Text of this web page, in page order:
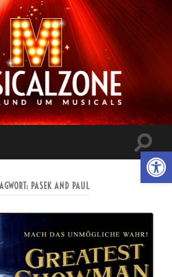
Musicalzone.de
ein-/
PASEK AND PAUL